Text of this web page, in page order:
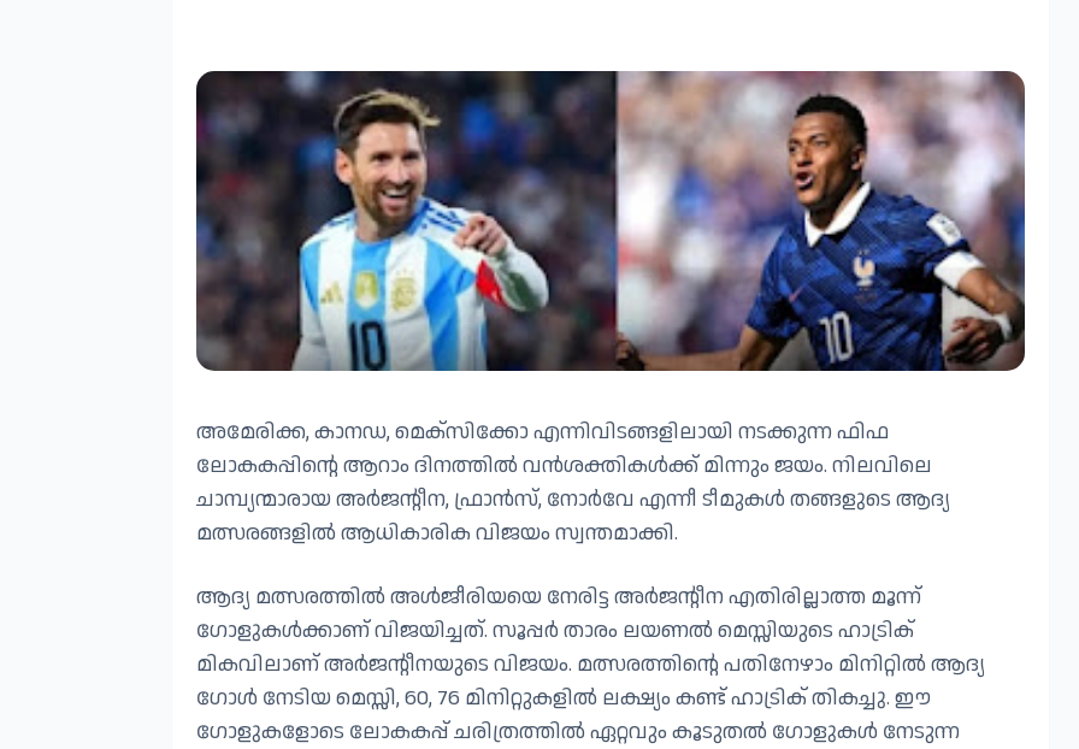
അമേരിക്ക, കാനഡ, മെക്സിക്കോ എന്നിവിടങ്ങളിലായി നടക്കുന്ന ഫിഫ
ലോകകപ്പിന്റെ ആറാം ദിനത്തിൽ വൻശക്തികൾക്ക് മിന്നും ജയം. നിലവിലെ
ചാമ്പ്യന്മാരായ അർജന്റീന, ഫ്രാൻസ്, നോർവേ എന്നീ ടീമുകൾ തങ്ങളുടെ ആദ്യ
മത്സരങ്ങളിൽ ആധികാരിക വിജയം സ്വന്തമാക്കി.
ആദ്യ മത്സരത്തിൽ അൾജീരിയയെ നേരിട്ട അർജന്റീന എതിരില്ലാത്ത മൂന്ന്
ഗോളുകൾക്കാണ് വിജയിച്ചത്. സൂപ്പർ താരം ലയണൽ മെസ്സിയുടെ ഹാട്രിക്
മികവിലാണ് അർജന്റീനയുടെ വിജയം. മത്സരത്തിന്റെ പതിനേഴാം മിനിറ്റിൽ ആദ്യ
ഗോൾ നേടിയ മെസ്സി, 60, 76 മിനിറ്റുകളിൽ ലക്ഷ്യം കണ്ട് ഹാട്രിക് തികച്ചു. ഈ
ഗോളുകളോടെ ലോകകപ്പ് ചരിത്രത്തിൽ ഏറ്റവും കൂടുതൽ ഗോളുകൾ നേടുന്ന